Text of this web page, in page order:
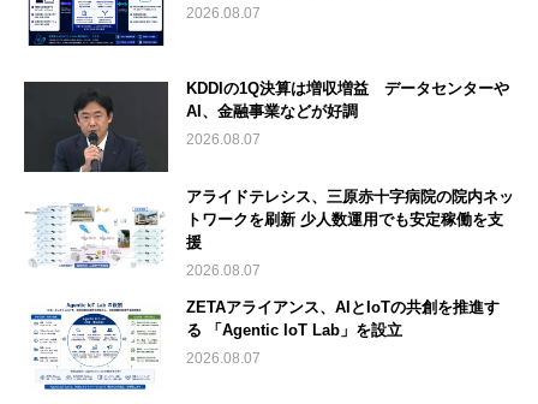
2026.08.07
KDDIの1Q決算は増収増益 データセンターや
AI、金融事業などが好調
2026.08.07
アライドテレシス、三原赤十字病院の院内ネッ
トワークを刷新 少人数運用でも安定稼働を支
援
2026.08.07
ZETAアライアンス、AIとIoTの共創を推進す
る 「Agentic IoT Lab」を設立
2026.08.07